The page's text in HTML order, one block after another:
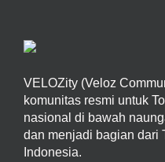
VELOZity (Veloz
komunitas resmi untuk
nasional di bawah
dan menjadi bagian dari
Indonesia.